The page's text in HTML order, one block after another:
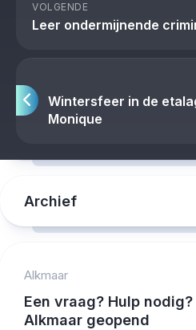
VOLGENDE
Leer ondermijnende
Wintersfeer in de
Monique
Archief
Alkmaar
Een vraag? Hulp
Alkmaar geopend